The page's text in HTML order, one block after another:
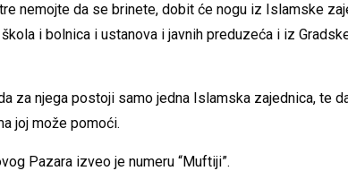
nemojte da se brinete, dobit će nogu iz Islamske
i bolnica i ustanova i javnih preduzeća i iz
za njega postoji samo jedna Islamska zajednica, te
joj može pomoći.
Pazara izveo je numeru “Muftiji”.